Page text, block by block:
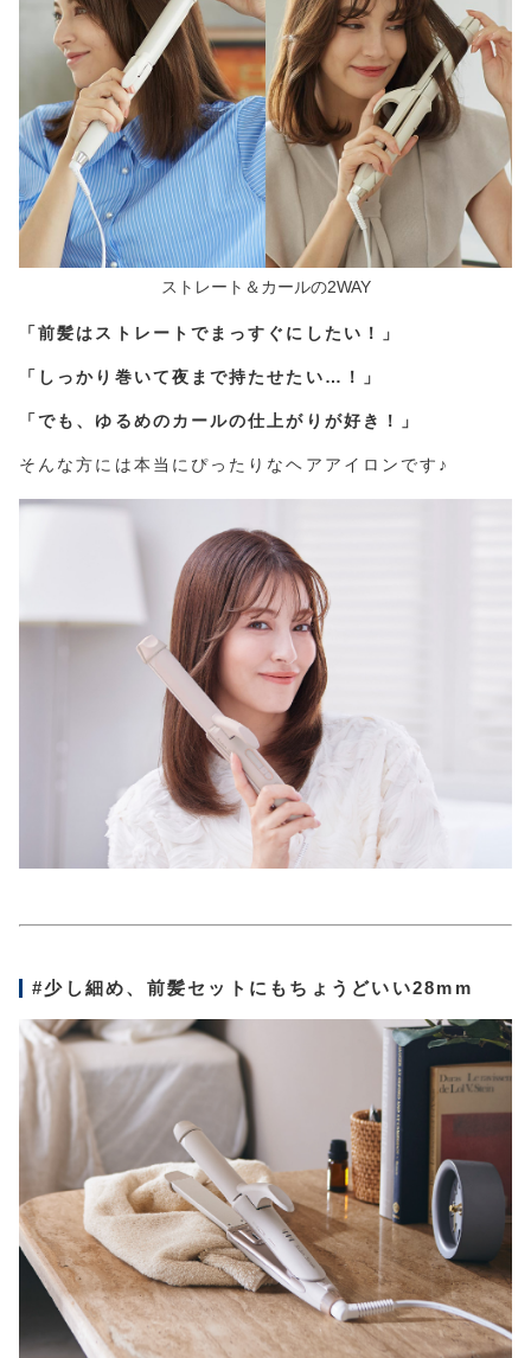
ストレート＆カールの2WAY
「前髪はストレートでまっすぐにしたい！」
「しっかり巻いて夜まで持たせたい…！」
「でも、ゆるめのカールの仕上がりが好き！」
そんな方には本当にぴったりなヘアアイロンです♪
#少し細め、前髪セットにもちょうどいい28mm